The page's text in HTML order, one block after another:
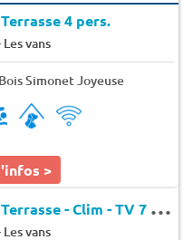
4 pers.
Les vans
Simonet Joyeuse
>
C
halet - Terrasse - Clim - TV 7 pers.
Les vans